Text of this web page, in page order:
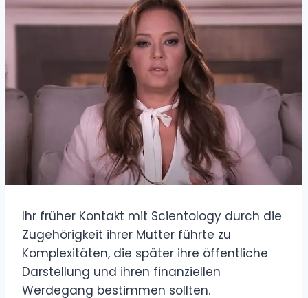
Ihr früher Kontakt mit Scientology durch die
Zugehörigkeit ihrer Mutter führte zu
Komplexitäten, die später ihre öffentliche
Darstellung und ihren finanziellen
Werdegang bestimmen sollten.